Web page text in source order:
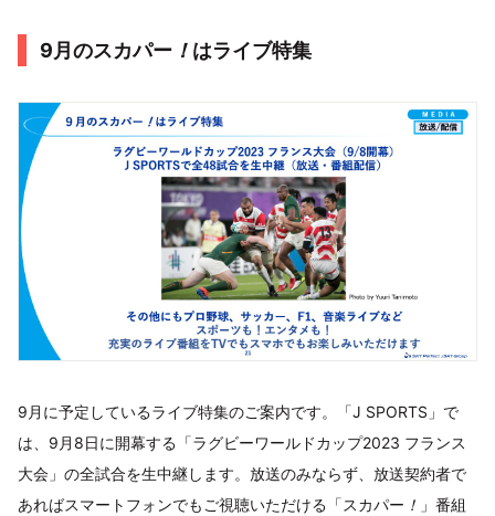
9月のスカパー ！ はライブ特集
9月に予定しているライブ特集のご案内です。「J SPORTS」で
は、9月8日に開幕する「ラグビーワールドカップ2023 フランス
大会」の全試合を生中継します。放送のみならず、放送契約者で
あればスマートフォンでもご視聴いただける「スカパー ！ 」番組